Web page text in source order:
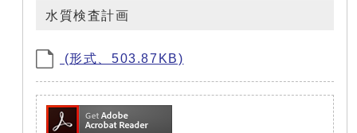
水質検査計画
(形式、503.87KB)